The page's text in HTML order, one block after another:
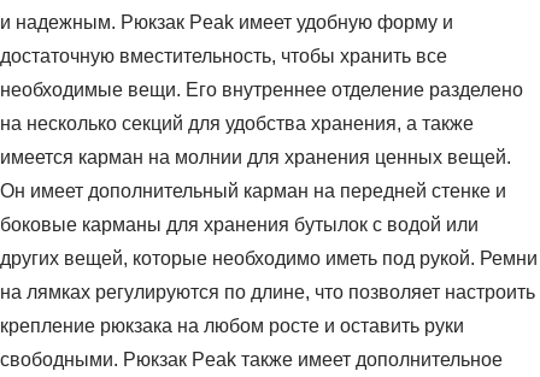
и надежным. Рюкзак Peak имеет удобную форму и
достаточную вместительность, чтобы хранить все
необходимые вещи. Его внутреннее отделение разделено
на несколько секций для удобства хранения, а также
имеется карман на молнии для хранения ценных вещей.
Он имеет дополнительный карман на передней стенке и
боковые карманы для хранения бутылок с водой или
других вещей, которые необходимо иметь под рукой. Ремни
на лямках регулируются по длине, что позволяет настроить
крепление рюкзака на любом росте и оставить руки
свободными. Рюкзак Peak также имеет дополнительное